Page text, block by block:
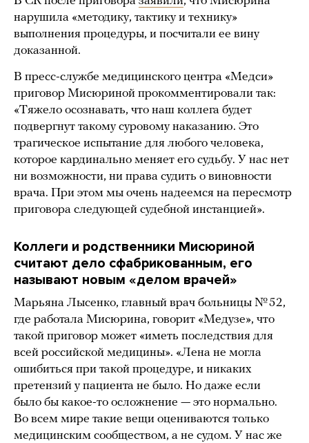
нарушила «методику, тактику и технику»
выполнения процедуры, и посчитали ее вину
доказанной.
В пресс-службе медицинского центра «Медси»
приговор Мисюриной прокомментировали так:
«Тяжело осознавать, что наш коллега будет
подвергнут такому суровому наказанию. Это
трагическое испытание для любого человека,
которое кардинально меняет его судьбу. У нас нет
ни возможности, ни права судить о виновности
врача. При этом мы очень надеемся на пересмотр
приговора следующей судебной инстанцией».
Коллеги и родственники Мисюриной
считают дело сфабрикованным, его
называют новым «делом врачей»
Марьяна Лысенко, главный врач больницы № 52,
где работала Мисюрина, говорит «Медузе», что
такой приговор может «иметь последствия для
всей российской медицины». «Лена не могла
ошибиться при такой процедуре, и никаких
претензий у пациента не было. Но даже если
было бы какое-то осложнение — это нормально.
Во всем мире такие вещи оцениваются только
медицинским сообществом, а не судом. У нас же